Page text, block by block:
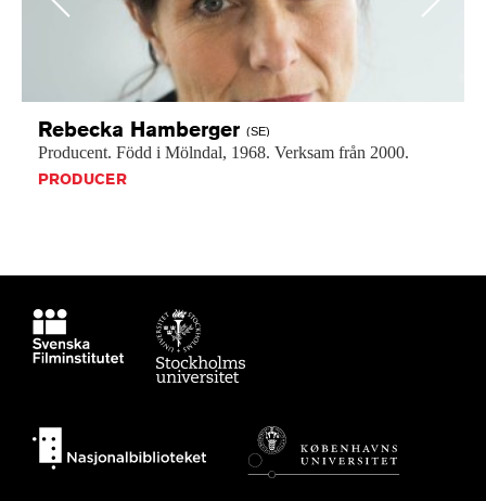
Rebecka Hamberger (SE)
Producent. Född i Mölndal, 1968. Verksam från 2000.
PRODUCER